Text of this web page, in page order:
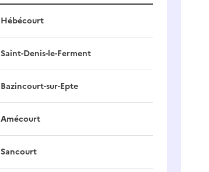
Hébécourt
Saint-Denis-le-Ferment
Bazincourt-sur-Epte
Amécourt
Sancourt